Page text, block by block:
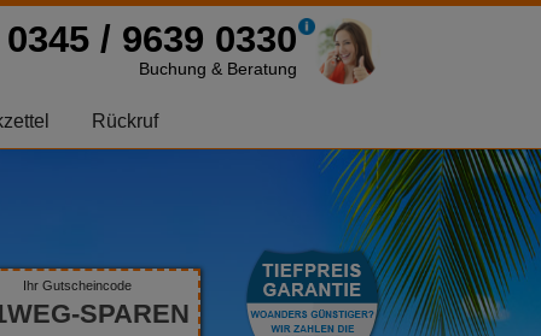
0345 / 9639 0330
Buchung & Beratung
Rückruf
Ihr Gutscheincode
SPAREN